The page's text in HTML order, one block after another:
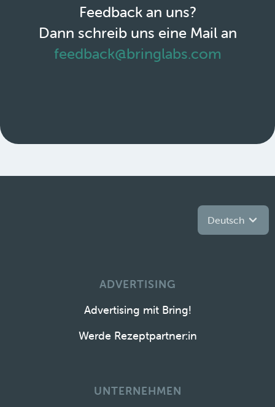
Feedback an uns?
Dann schreib uns eine Mail an
feedback@bringlabs.com
Deutsch
ADVERTISING
Advertising mit Bring!
Werde Rezeptpartner:in
UNTERNEHMEN